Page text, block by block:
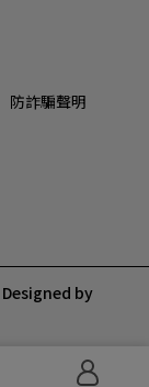
防詐騙聲明
Designed by